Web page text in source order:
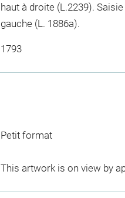
haut à droite (L.2239).
gauche (L. 1886a).
1793
Petit format
This artwork is on view by